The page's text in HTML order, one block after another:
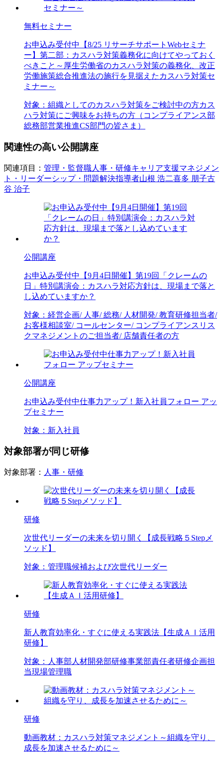
無料セミナー
お申込み受付中
【8/25 リサーチサポートWebセミナ
ー】第二部：カスハラ対策義務化に向けてやっておく
べきこと～厚生労働省のカスハラ対策の義務化、改正
労働施策総合推進法の施行を見据えたカスハラ対策セ
ミナー～
対象： 組織としてのカスハラ対策をご検討中の方カス
ハラ対策にご興味をお持ちの方（コンプライアンス部
総務部営業推進CS部門の皆さま）
関連性の高い公開講座
関連項目： 管理・監督職人事・研修キャリア支援マネジメン
ト・リーダーシップ・問題解決指導者山根 浩二喜多 朋子古
谷 治子
公開講座
お申込み受付中
【9月4日開催】第19回「クレームの
日」特別講演会：カスハラ対応方針は、現場まで落と
し込めていますか？
対象： 経営企画/ 人事/ 総務/ 人材開発/ 教育研修担当者/
お客様相談室/ コールセンター/ コンプライアンス リス
クマネジメントのご担当者/ 店舗責任者の方
公開講座
お申込み受付中仕事力アップ！新入社員フォロー アッ
プセミナー
対象： 新入社員
対象部署が同じ研修
対象部署： 人事・研修
研修
次世代リーダーの未来を切り開く【成長戦略５Stepメ
ソッド】
対象： 管理職候補および次世代リーダー
研修
新人教育効率化・すぐに使える実践法【生成ＡＩ活用
研修】
対象： 人事部 人材開発部研修事業部責任者研修企画担
当現場管理職
研修
動画教材：カスハラ対策マネジメント～組織を守り、
成長を加速させるために～